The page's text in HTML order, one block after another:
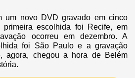
um novo DVD gravado em cinco
primeira escolhida foi Recife, em
ocorreu em dezembro. A
foi São Paulo e a gravação
agora, chegou a hora de Belém